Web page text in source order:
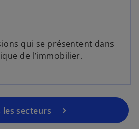
qui se présentent dans
de l’immobilier.
les secteurs
’
o
v